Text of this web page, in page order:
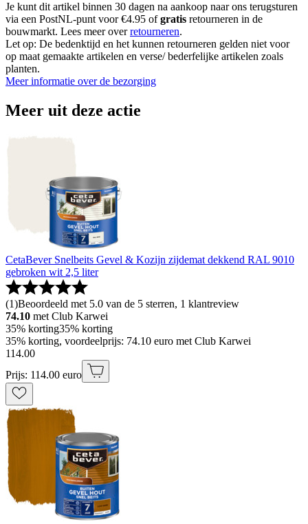
Je kunt dit artikel binnen 30 dagen na aankoop naar ons terugsturen
via een PostNL-punt voor €4.95 ofgratis retourneren in de
bouwmarkt. Lees meer overretourneren.
Let op: De bedenktijd en het kunnen retourneren gelden niet voor
op maat gemaakte artikelen en verse/ bederfelijke artikelen zoals
planten.
Meer informatie over de bezorging
Meer uit deze actie
CetaBever Snelbeits Gevel & Kozijn zijdemat dekkend RAL 9010
gebroken wit 2,5 liter
(1)Beoordeeld met 5.0 van de 5 sterren, 1 klantreview
74.10 met Club Karwei
35% korting35% korting
35% korting, voordeelprijs: 74.10 euro met Club Karwei
114.00
Prijs: 114.00 euro